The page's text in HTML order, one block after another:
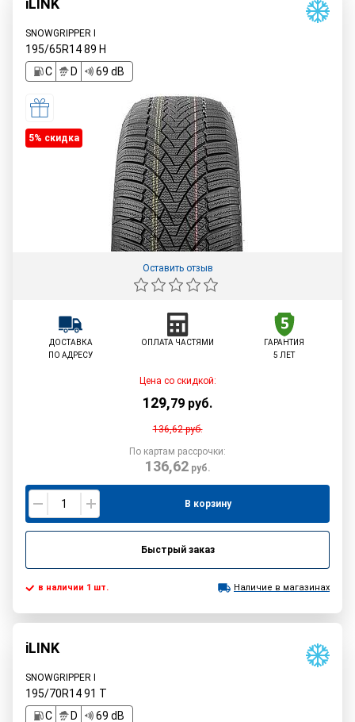
iLINK
SNOWGRIPPER I
195/65R1489 H
C
D 69 dB
5% cкидка
Оставить отзыв
ДОСТАВКА
ПО АДРЕСУ
ОПЛАТА ЧАСТЯМИ
ГАРАНТИЯ
5 ЛЕТ
Цена со скидкой:
129,79 руб.
136,62руб.
По картам рассрочки:
136,62руб.
В корзину
Быстрый заказ
в наличии 1 шт. Наличие в магазинах
iLINK
SNOWGRIPPER I
195/70R1491 T
C
D 69 dB